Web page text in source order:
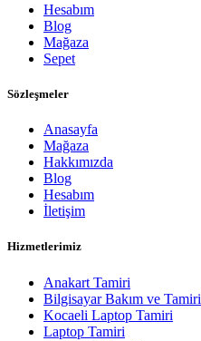
Hesabım
Blog
Mağaza
Sepet
Sözleşmeler
Anasayfa
Mağaza
Hakkımızda
Blog
Hesabım
İletişim
Hizmetlerimiz
Anakart Tamiri
Bilgisayar Bakım ve Tamiri
Kocaeli Laptop Tamiri
Laptop Tamiri